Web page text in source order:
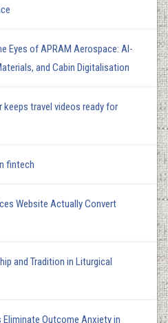
Eyes of APRAM Aerospace: AI-
and Cabin Digitalisation
travel videos ready for
fintech
Website Actually Convert
and Tradition in Liturgical
Outcome Anxiety in